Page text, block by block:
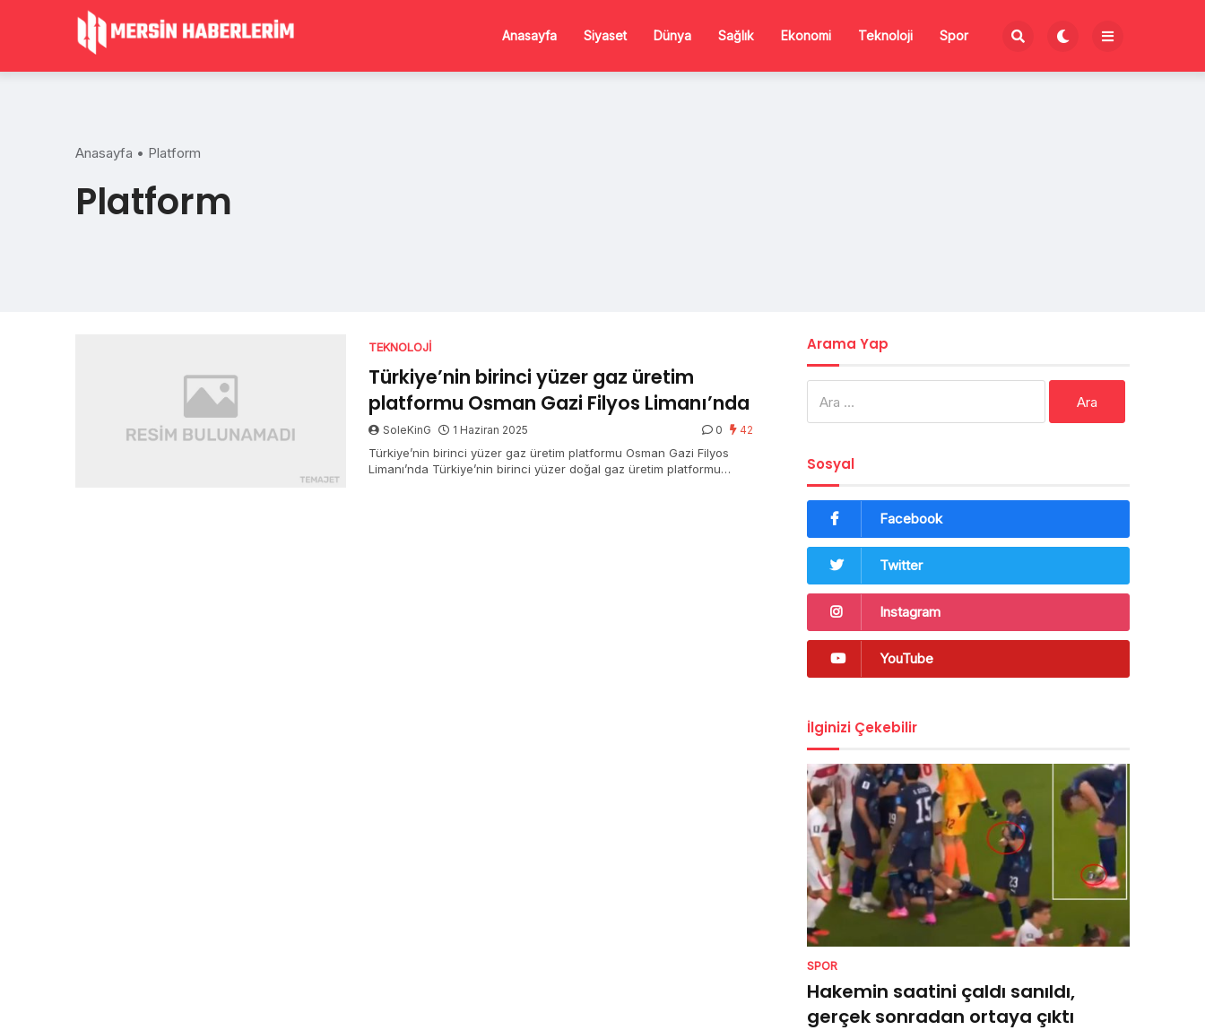
Anasayfa Siyaset Dünya Sağlık Ekonomi Teknoloji Spor
Anasayfa • Platform
Platform
TEKNOLOJI
Türkiye’nin birinci yüzer gaz üretim
platformu Osman Gazi Filyos Limanı’nda
SoleKinG 1 Haziran 2025 0 42
Türkiye’nin birinci yüzer gaz üretim platformu Osman Gazi Filyos
Limanı’nda Türkiye’nin birinci yüzer doğal gaz üretim platformu
Arama Yap
Sosyal
Facebook
Twitter
Instagram
YouTube
İlginizi Çekebilir
SPOR
Hakemin saatini çaldı sanıldı,
gerçek sonradan ortaya çıktı